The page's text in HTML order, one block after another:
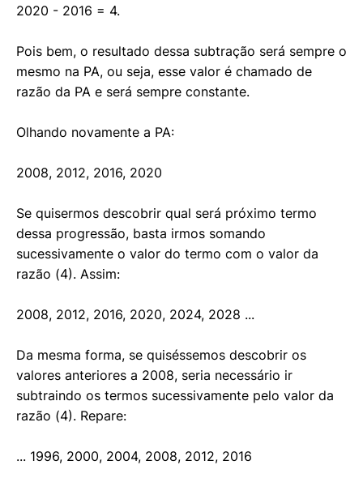
2020 - 2016 = 4.
Pois bem, o resultado dessa subtração será sempre o
mesmo na PA, ou seja, esse valor é chamado de
razão da PA e será sempre constante.
Olhando novamente a PA:
2008, 2012, 2016, 2020
Se quisermos descobrir qual será próximo termo
dessa progressão, basta irmos somando
sucessivamente o valor do termo com o valor da
razão (4). Assim:
2008, 2012, 2016, 2020, 2024, 2028 ...
Da mesma forma, se quiséssemos descobrir os
valores anteriores a 2008, seria necessário ir
subtraindo os termos sucessivamente pelo valor da
razão (4). Repare:
... 1996, 2000, 2004, 2008, 2012, 2016